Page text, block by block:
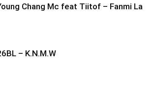
Chang Mc feat Tiitof – Fanmi La
– K.N.M.W